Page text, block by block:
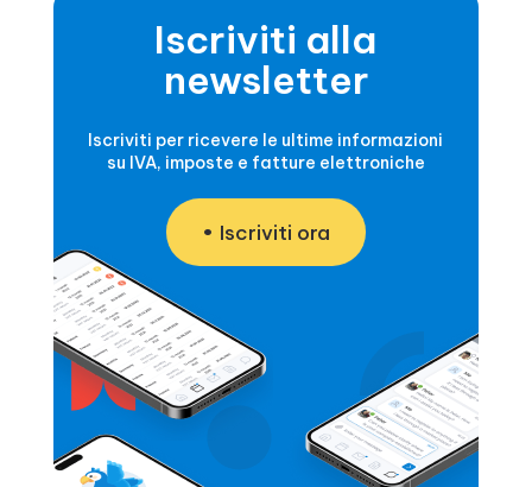
Iscriviti alla
newsletter
Iscriviti per ricevere le ultime informazioni
su IVA, imposte e fatture elettroniche
Iscriviti ora